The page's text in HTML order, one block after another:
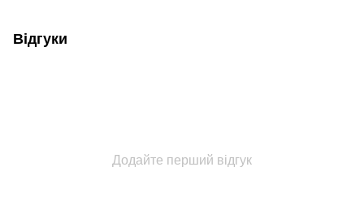
Відгуки
Додайте перший відгук